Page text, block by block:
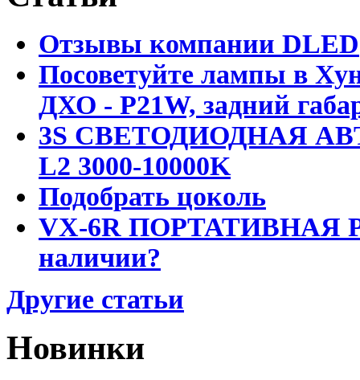
Отзывы компании DLED
Посоветуйте лампы в
ДХО - P21W, задний
3S СВЕТОДИОДНАЯ
L2 3000-10000K
Подобрать цоколь
VX-6R ПОРТАТИВНАЯ
наличии?
Другие статьи
Новинки